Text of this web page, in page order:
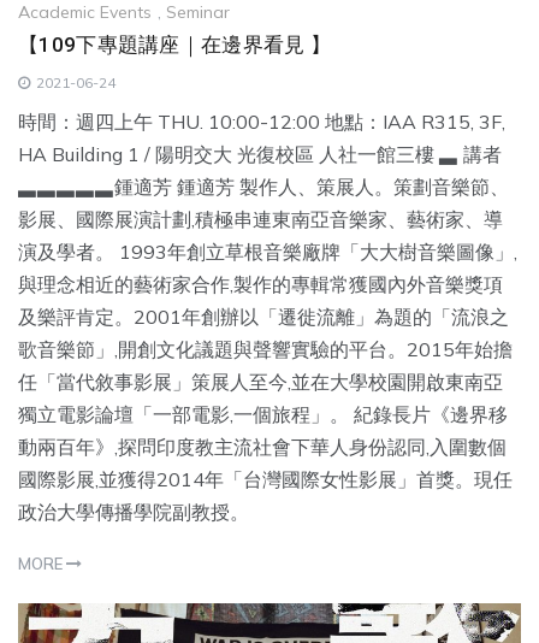
Academic Events , Seminar
【109下專題講座｜在邊界看見 】
2021-06-24
時間：週四上午 THU. 10:00-12:00 地點：IAA R315, 3F,
HA Building 1 / 陽明交大 光復校區 人社一館三樓 ▃ 講者
▃▃▃▃▃鍾適芳 鍾適芳 製作人、策展人。策劃音樂節、
影展、國際展演計劃,積極串連東南亞音樂家、藝術家、導
演及學者。 1993年創立草根音樂廠牌「大大樹音樂圖像」,
與理念相近的藝術家合作,製作的專輯常獲國內外音樂獎項
及樂評肯定。2001年創辦以「遷徙流離」為題的「流浪之
歌音樂節」,開創文化議題與聲響實驗的平台。2015年始擔
任「當代敘事影展」策展人至今,並在大學校園開啟東南亞
獨立電影論壇「一部電影,一個旅程」。 紀錄長片《邊界移
動兩百年》,探問印度教主流社會下華人身份認同,入圍數個
國際影展,並獲得2014年「台灣國際女性影展」首獎。現任
政治大學傳播學院副教授。
MORE